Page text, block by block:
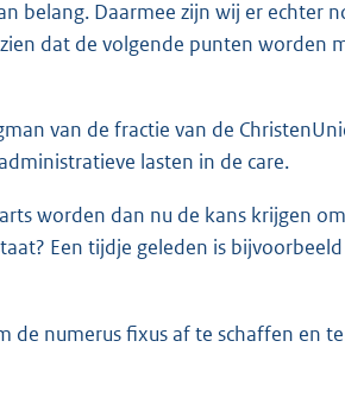
belang. Daarmee zijn wij er echter
dat de volgende punten worden
van de fractie van de
lasten in de care.
worden dan nu de kans krijgen
Een tijdje geleden is
numerus fixus af te schaffen en